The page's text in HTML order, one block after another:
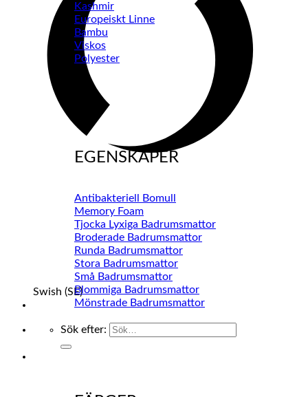
Swish (SE)
Sök efter:
Kashmir
Europeiskt Linne
Bambu
Viskos
Polyester
EGENSKAPER
Antibakteriell Bomull
Memory Foam
Tjocka Lyxiga Badrumsmattor
Broderade Badrumsmattor
Runda Badrumsmattor
Stora Badrumsmattor
Små Badrumsmattor
Blommiga Badrumsmattor
Mönstrade Badrumsmattor